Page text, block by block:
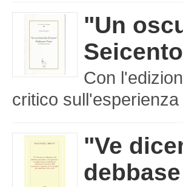
"Un
Con
critico
"Ve